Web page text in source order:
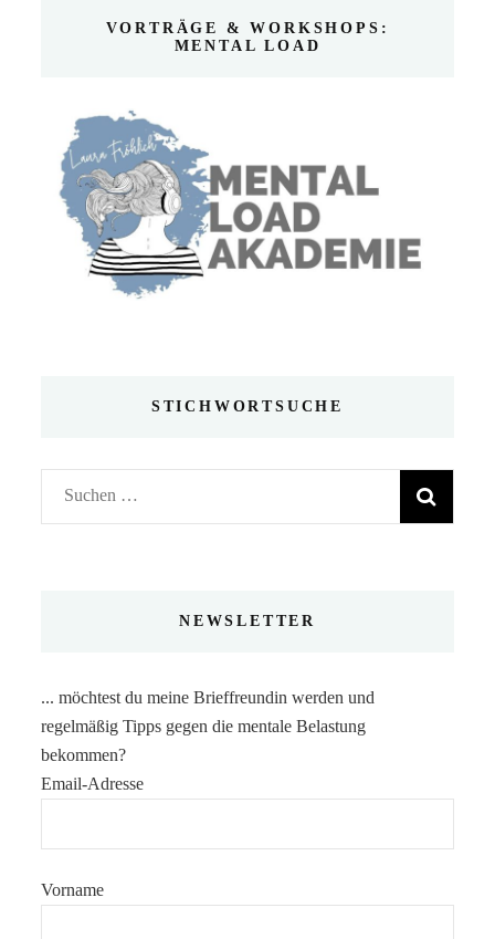
VORTRÄGE & WORKSHOPS:
MENTAL LOAD
STICHWORTSUCHE
Suchen
nach:
NEWSLETTER
... möchtest du meine Brieffreundin werden und
regelmäßig Tipps gegen die mentale Belastung
bekommen?
Email-Adresse
Vorname